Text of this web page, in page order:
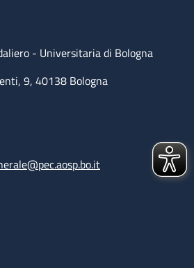
- Universitaria di Bologna
9, 40138 Bologna